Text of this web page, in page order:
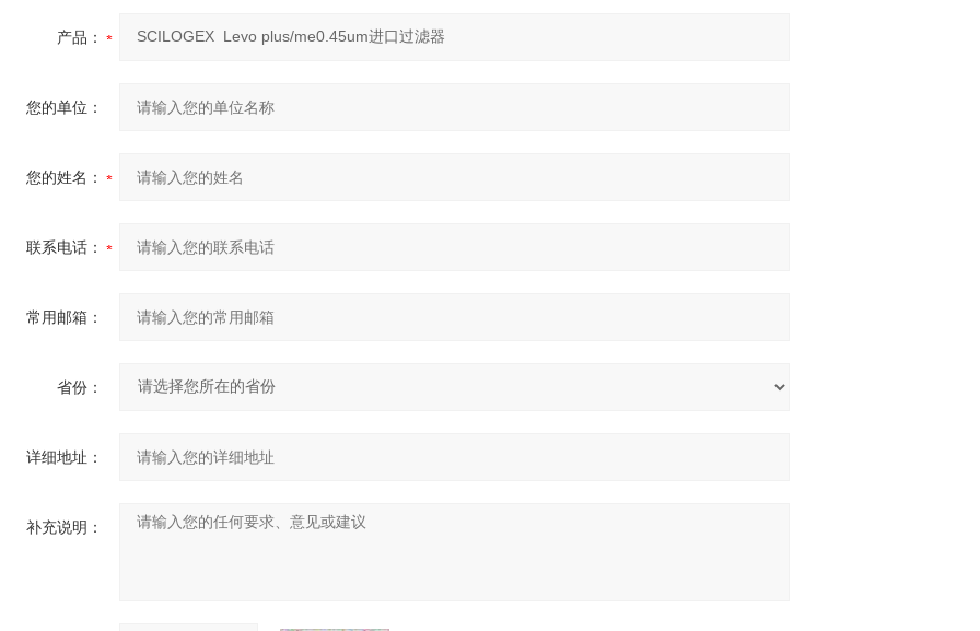
产品：
您的单位：
您的姓名：
联系电话：
常用邮箱：
省份：
详细地址：
补充说明：